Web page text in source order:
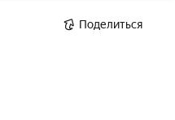
Поделиться